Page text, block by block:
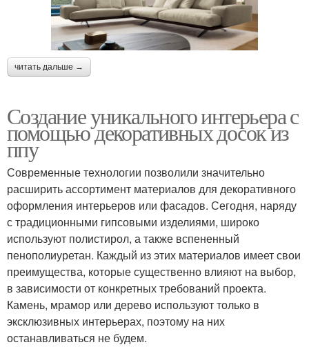
читать дальше →
Создание уникального интерьера с
помощью декоративных досок из
ппу
Современные технологии позволили значительно
расширить ассортимент материалов для декоративного
оформления интерьеров или фасадов. Сегодня, наряду
с традиционными гипсовыми изделиями, широко
используют полистирол, а также вспененный
пенополиуретан. Каждый из этих материалов имеет свои
преимущества, которые существенно влияют на выбор,
в зависимости от конкретных требований проекта.
Камень, мрамор или дерево используют только в
эксклюзивных интерьерах, поэтому на них
останавливаться не будем.